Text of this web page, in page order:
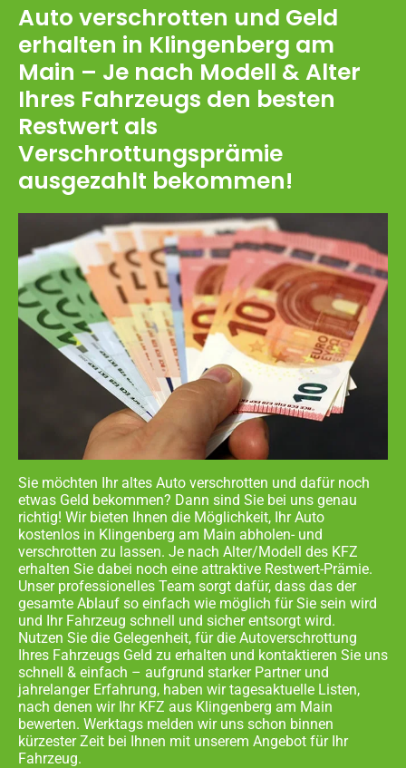
Auto verschrotten und Geld
erhalten in Klingenberg am
Main – Je nach Modell & Alter
Ihres Fahrzeugs den besten
Restwert als
Verschrottungsprämie
ausgezahlt bekommen!
Sie möchten Ihr altes Auto verschrotten und dafür noch
etwas Geld bekommen? Dann sind Sie bei uns genau
richtig! Wir bieten Ihnen die Möglichkeit, Ihr Auto
kostenlos in Klingenberg am Main abholen- und
verschrotten zu lassen. Je nach Alter/Modell des KFZ
erhalten Sie dabei noch eine attraktive Restwert-Prämie.
Unser professionelles Team sorgt dafür, dass das der
gesamte Ablauf so einfach wie möglich für Sie sein wird
und Ihr Fahrzeug schnell und sicher entsorgt wird.
Nutzen Sie die Gelegenheit, für die Autoverschrottung
Ihres Fahrzeugs Geld zu erhalten und kontaktieren Sie uns
schnell & einfach – aufgrund starker Partner und
jahrelanger Erfahrung, haben wir tagesaktuelle Listen,
nach denen wir Ihr KFZ aus Klingenberg am Main
bewerten. Werktags melden wir uns schon binnen
kürzester Zeit bei Ihnen mit unserem Angebot für Ihr
Fahrzeug.